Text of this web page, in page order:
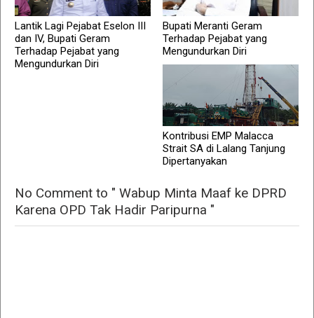
Lantik Lagi Pejabat Eselon III
dan IV, Bupati Geram
Terhadap Pejabat yang
Mengundurkan Diri
Bupati Meranti Geram
Terhadap Pejabat yang
Mengundurkan Diri
Kontribusi EMP Malacca
Strait SA di Lalang Tanjung
Dipertanyakan
No Comment to " Wabup Minta Maaf ke DPRD
Karena OPD Tak Hadir Paripurna "